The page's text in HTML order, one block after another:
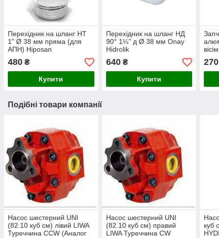
Перехідник на шланг НТ
1" Ø 38 мм пряма (для
АПН) Hiposan
480 ₴
Купити
Перехідник на шланг НД
90° 1¼” д Ø 38 мм Onay
Hidrolik
640₴
Купити
270
Подібні товари компанії
Насос шестерний UNI
(82.10 куб см) лівий LIWA
Туреччина СCW (Аналог
Насос шестерний UNI
(82.10 куб см) правий
LIWA Туреччина СW
куб